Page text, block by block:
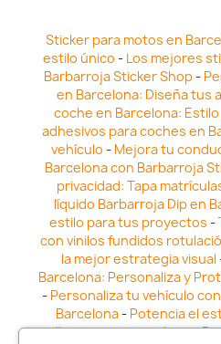
Sticker para motos en
estilo único - Los mejores
Barbarroja Sticker Shop-
en Barcelona: Diseña tus
coche en Barcelona:
adhesivos para coches en
vehículo - Mejora tu
Barcelona con Barbarroja
privacidad: Tapa
líquido Barbarroja Dip en
estilo para tus proyectos -
con vinilos fundidos
la mejor estrategia visual
Barcelona: Personaliza y
- Personaliza tu vehículo
Barcelona- Potencia el
adhesivos para coche en